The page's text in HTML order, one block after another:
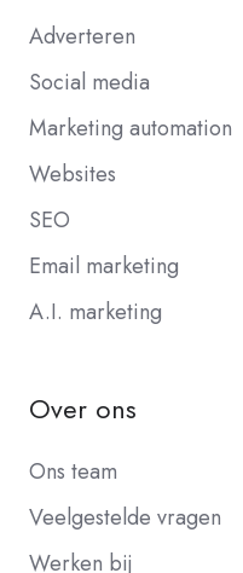
Adverteren
Social media
Marketing automation
Websites
SEO
Email marketing
A.I. marketing
Over ons
Ons team
Veelgestelde vragen
Werken bij